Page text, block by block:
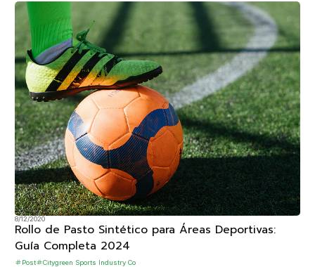
8/12/2020
Rollo de Pasto Sintético para Áreas Deportivas:
Guía Completa 2024
Post Citygreen Sports Industry Co